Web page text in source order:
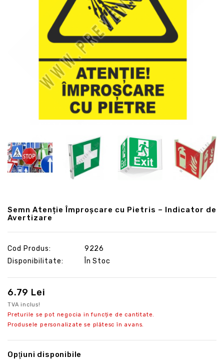
Semn Atenție Împroșcare cu Pietris – Indicator de
Avertizare
Cod Produs:
9226
Disponibilitate:
În Stoc
6.79 Lei
TVA inclus!
Preturile se pot negocia in funcție de cantitate.
Produsele personalizate se plătesc în avans.
Opţiuni disponibile